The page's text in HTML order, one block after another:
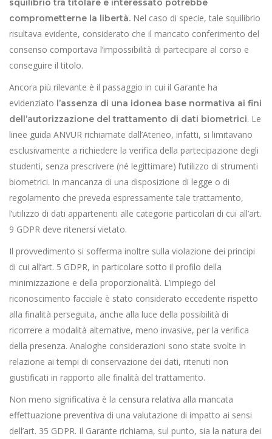
squilibrio tra titolare e interessato potrebbe
comprometterne la libertà. Nel caso di specie, tale squilibrio
risultava evidente, considerato che il mancato conferimento del
consenso comportava l’impossibilità di partecipare al corso e
conseguire il titolo.
Ancora più rilevante è il passaggio in cui il Garante ha
evidenziato l’assenza di una idonea base normativa ai fini
dell’autorizzazione del trattamento di dati biometrici. Le
linee guida ANVUR richiamate dall’Ateneo, infatti, si limitavano
esclusivamente a richiedere la verifica della partecipazione degli
studenti, senza prescrivere (né legittimare) l’utilizzo di strumenti
biometrici. In mancanza di una disposizione di legge o di
regolamento che preveda espressamente tale trattamento,
l’utilizzo di dati appartenenti alle categorie particolari di cui all’art.
9 GDPR deve ritenersi vietato.
Il provvedimento si sofferma inoltre sulla violazione dei principi
di cui all’art. 5 GDPR, in particolare sotto il profilo della
minimizzazione e della proporzionalità. L’impiego del
riconoscimento facciale è stato considerato eccedente rispetto
alla finalità perseguita, anche alla luce della possibilità di
ricorrere a modalità alternative, meno invasive, per la verifica
della presenza. Analoghe considerazioni sono state svolte in
relazione ai tempi di conservazione dei dati, ritenuti non
giustificati in rapporto alle finalità del trattamento.
Non meno significativa è la censura relativa alla mancata
effettuazione preventiva di una valutazione di impatto ai sensi
dell’art. 35 GDPR. Il Garante richiama, sul punto, sia la natura dei